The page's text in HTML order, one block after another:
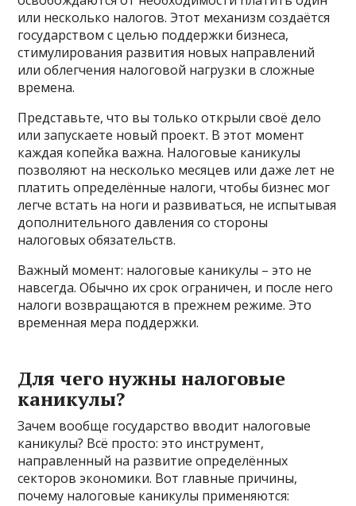
или несколько налогов. Этот механизм создаётся
государством с целью поддержки бизнеса,
стимулирования развития новых направлений
или облегчения налоговой нагрузки в сложные
времена.
Представьте, что вы только открыли своё дело
или запускаете новый проект. В этот момент
каждая копейка важна. Налоговые каникулы
позволяют на несколько месяцев или даже лет не
платить определённые налоги, чтобы бизнес мог
легче встать на ноги и развиваться, не испытывая
дополнительного давления со стороны
налоговых обязательств.
Важный момент: налоговые каникулы – это не
навсегда. Обычно их срок ограничен, и после него
налоги возвращаются в прежнем режиме. Это
временная мера поддержки.
Для чего нужны налоговые
каникулы?
Зачем вообще государство вводит налоговые
каникулы? Всё просто: это инструмент,
направленный на развитие определённых
секторов экономики. Вот главные причины,
почему налоговые каникулы применяются: